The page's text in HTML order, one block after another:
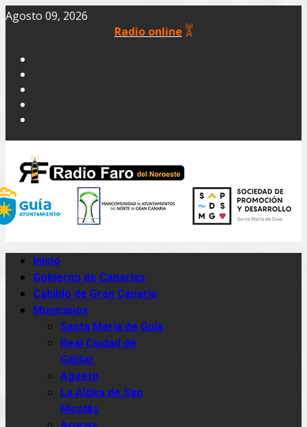
Agosto 09, 2026
Radio online
Inicio
Gobierno de Canarias
Cabildo de Gran Canaria
Municipios
Santa María de Guía
Real Ciudad de
Gáldar
Agaete
La Aldea de San
Nicolás